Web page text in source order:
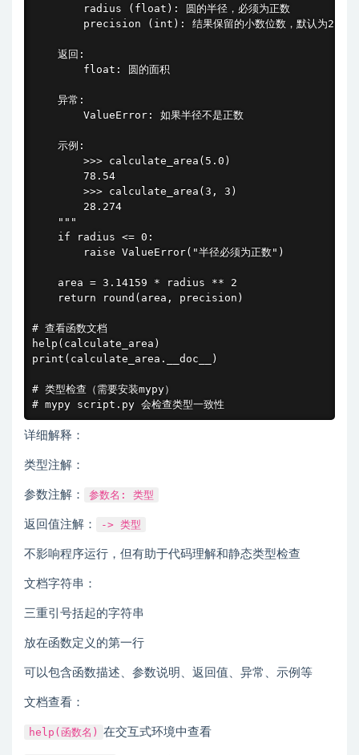
        radius (float): 圆的半径，必须为正数
        precision (int): 结果保留的小数位数，默认为2
    返回:
        float: 圆的面积
    异常:
        ValueError: 如果半径不是正数
    示例:
        >>> calculate_area(5.0)
        78.54
        >>> calculate_area(3, 3)
        28.274
    """
    if radius <= 0:
        raise ValueError("半径必须为正数")
    area = 3.14159 * radius ** 2
    return round(area, precision)
# 查看函数文档
help(calculate_area)
print(calculate_area.__doc__)
# 类型检查（需要安装mypy）
# mypy script.py 会检查类型一致性
详细解释：
类型注解：
参数注解： 参数名: 类型
返回值注解： -> 类型
不影响程序运行，但有助于代码理解和静态类型检查
文档字符串：
三重引号括起的字符串
放在函数定义的第一行
可以包含函数描述、参数说明、返回值、异常、示例等
文档查看：
help(函数名) 在交互式环境中查看